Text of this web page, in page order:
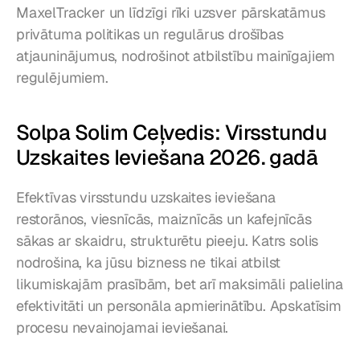
MaxelTracker un līdzīgi rīki uzsver pārskatāmus
privātuma politikas un regulārus drošības
atjauninājumus, nodrošinot atbilstību mainīgajiem
regulējumiem.
Solpa Solim Ceļvedis: Virsstundu
Uzskaites Ieviešana 2026. gadā
Efektīvas virsstundu uzskaites ieviešana
restorānos, viesnīcās, maiznīcās un kafejnīcās
sākas ar skaidru, strukturētu pieeju. Katrs solis
nodrošina, ka jūsu bizness ne tikai atbilst
likumiskajām prasībām, bet arī maksimāli palielina
efektivitāti un personāla apmierinātību. Apskatīsim
procesu nevainojamai ieviešanai.